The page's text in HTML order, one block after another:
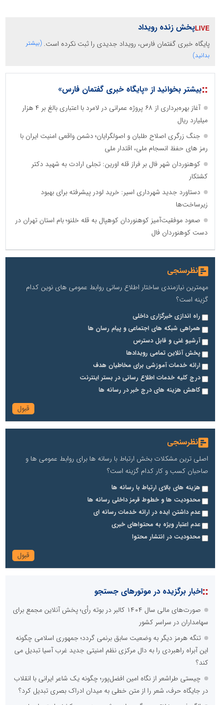
پخش زنده رویداد
پایگاه خبری گفتمان فارس، رویداد جدیدی را ثبت نکرده است. (بیشتر
بدانید)
::بیشتر بخوانید از «پایگاه خبری گفتمان فارس»
آغاز بهره‌برداری از ۶۸ پروژه عمرانی در لامرد با اعتباری بالغ بر ۴ هزار
میلیارد ریال
جنگ زرگری اصلاح طلبان و اصولگرایان؛ دشمن واقعی امنیت ایران با
رمز های حفظ انسجام ملی، اقتدار ملی
کوهنوردان شهر فال بر فراز قله اورین: تجلی ارادت به شهید دکتر
کشتکار
دستاورد جدید شهرداری اسیر: خرید لودر پیشرفته برای بهبود
زیرساخت‌ها
صعود موفقیت‌آمیز کوهنوردان کوهپال به قله خلنو؛ بام استان تهران در
دست کوهنوردان فال
نظرسنجی
مهمترین نیازمندی ساختار اطلاع رسانی روابط عمومی های نوین کدام
گزینه است؟
راه اندازی خبرگزاری داخلی
همراهی شبکه های اجتماعی و پیام رسان ها
آرشیو غنی و قابل دسترس
پخش آنلاین تمامی رویدادها
ارائه خدمات آموزشی برای مخاطیان هدف
درج کلیه خدمات اطلاع رسانی در بستر اینترنت
کاهش هزینه های درج خبر در رسانه ها
نظرسنجی
اصلی ترین مشکلات بخش ارتباط با رسانه ها برای روابط عمومی ها و
صاحبان کسب و کار کدام گزینه است؟
هزینه های بالای ارتباط با رسانه ها
محدودیت ها و خطوط قرمز داخلی رسانه ها
عدم داشتن ایده در ارائه خدمات رسانه ای
عدم اعتبار ویژه به محتواهای خبری
محدودیت در انتشار محتوا
::اخبار برگزیده در موتورهای جستجو
صورت‌های مالی سال ۱۴۰۴ کالبر در بوته رأی؛ پخش آنلاین مجمع برای
سهامداران در سراسر کشور
تنگه هرمز دیگر به وضعیت سابق برنمی گردد؛ جمهوری اسلامی چگونه
این آبراه راهبردی را به دال مرکزی نظم امنیتی جدید غرب آسیا تبدیل می
کند؟
چیستی طراشعر از نگاه امین افضل‌پور؛ چگونه یک شاعر ایرانی با انقلاب
در جایگاه حرف، شعر را از متن خطی به میدان ادراک بصری تبدیل کرد؟